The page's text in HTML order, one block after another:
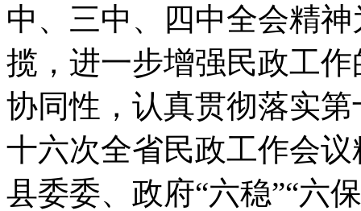
中、三中、四中全会精
揽，进一步增强民政工
协同性，认真贯彻落实
十六次全省民政工作会
县委委、政府“六稳”“六